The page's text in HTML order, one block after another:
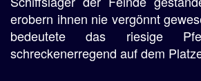
erobern ihnen nie vergönnt
bedeutete das riesige
schreckenerregend auf dem